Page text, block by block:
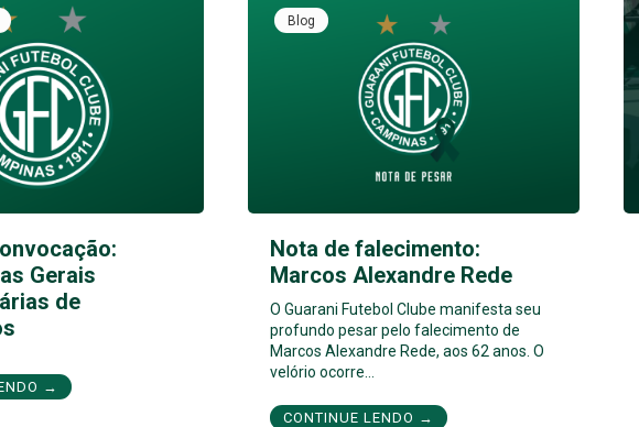
Gerais
de
→
Blog
Nota de falecimento:
Marcos Alexandre Rede
O Guarani Futebol Clube manifesta seu
profundo pesar pelo falecimento de
Marcos Alexandre Rede, aos 62 anos. O
velório ocorre…
CONTINUE LENDO →